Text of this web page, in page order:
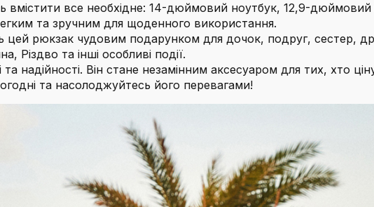
вмістити все необхідне: 14-дюймовий ноутбук, 12,9-
та зручним для щоденного використання.
рюкзак чудовим подарунком для дочок, подруг, сестер,
Різдво та інші особливі події.
надійності. Він стане незамінним аксесуаром для тих, хто
та насолоджуйтесь його перевагами!